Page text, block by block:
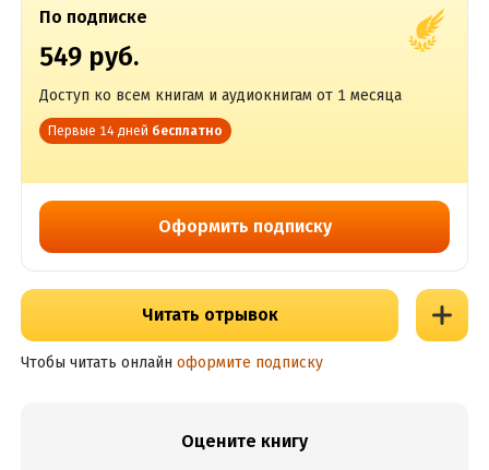
По подписке
549 руб.
Доступ ко всем книгам и аудиокнигам от 1 месяца
Первые 14 дней бесплатно
Оформить подписку
Читать отрывок
Чтобы читать онлайн оформите подписку
Оцените книгу